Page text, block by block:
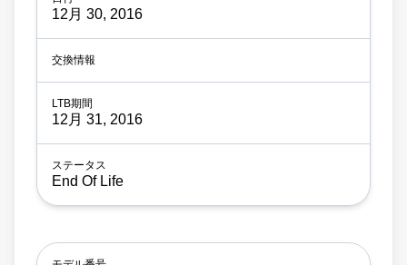
12月 30, 2016
12月 31, 2016
End Of Life